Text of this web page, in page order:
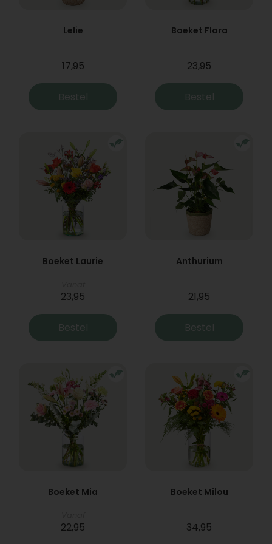
Lelie
17,95
Bestel
Boeket Flora
23,95
Bestel
Boeket Laurie
23,95
Bestel
Anthurium
21,95
Bestel
Boeket Mia
22,95
Boeket Milou
34,95